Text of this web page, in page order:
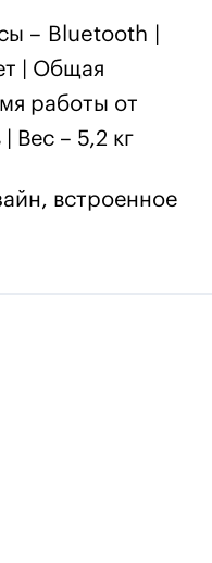
– Bluetooth |
| Общая
работы от
Вес – 5,2 кг
встроенное